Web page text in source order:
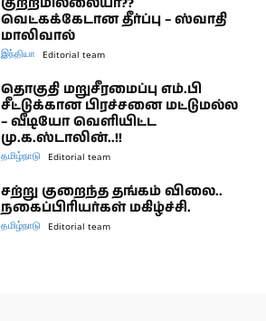
வெட்கக்கேடான தீர்ப்பு – ஸ்வாதி
மாலிவால்
இந்தியா Editorial team
தொகுதி மறுசீரமைப்பு எம்.பி
சீட்டுக்கான பிரச்சனை மட்டுமல்ல
– வீடியோ வெளியிட்ட
மு.க.ஸ்டாலின்..!!
தமிழ்நாடு Editorial team
சற்று குறைந்த தங்கம் விலை..
நகைப்பிரியர்கள் மகிழ்ச்சி.
தமிழ்நாடு Editorial team